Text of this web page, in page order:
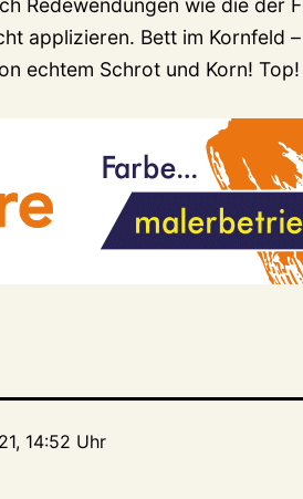
Redewendungen wie die der
applizieren. Bett im Kornfeld
echtem Schrot und Korn! Top!
14:52 Uhr